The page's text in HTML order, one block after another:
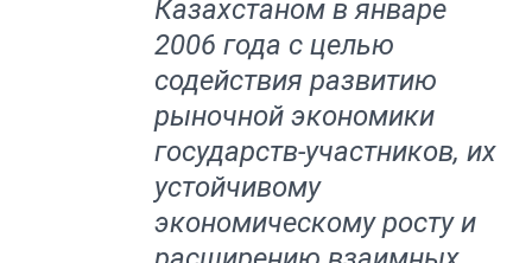
Казахстаном в январе
2006 года с целью
содействия развитию
рыночной экономики
государств-участников, их
устойчивому
экономическому росту и